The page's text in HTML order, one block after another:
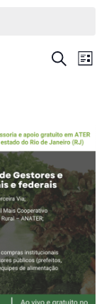
Pesquisa
visuais
de
Eventos
Procurar
eventosLista